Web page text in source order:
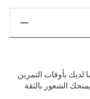
بأوقات التمرين
الشعور بالثقة